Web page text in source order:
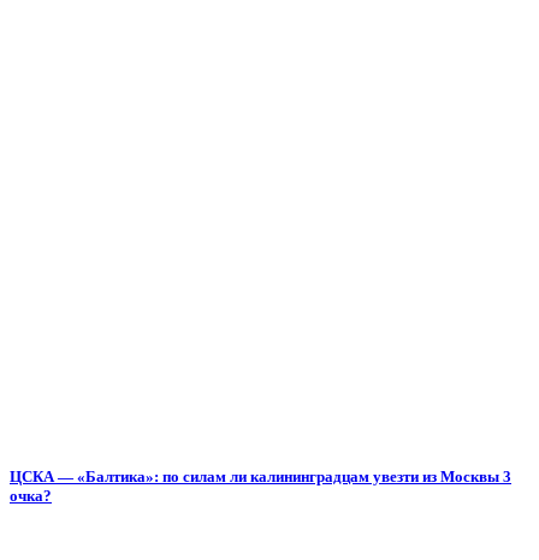
ЦСКА — «Балтика»: по силам ли калининградцам увезти из Москвы 3
очка?